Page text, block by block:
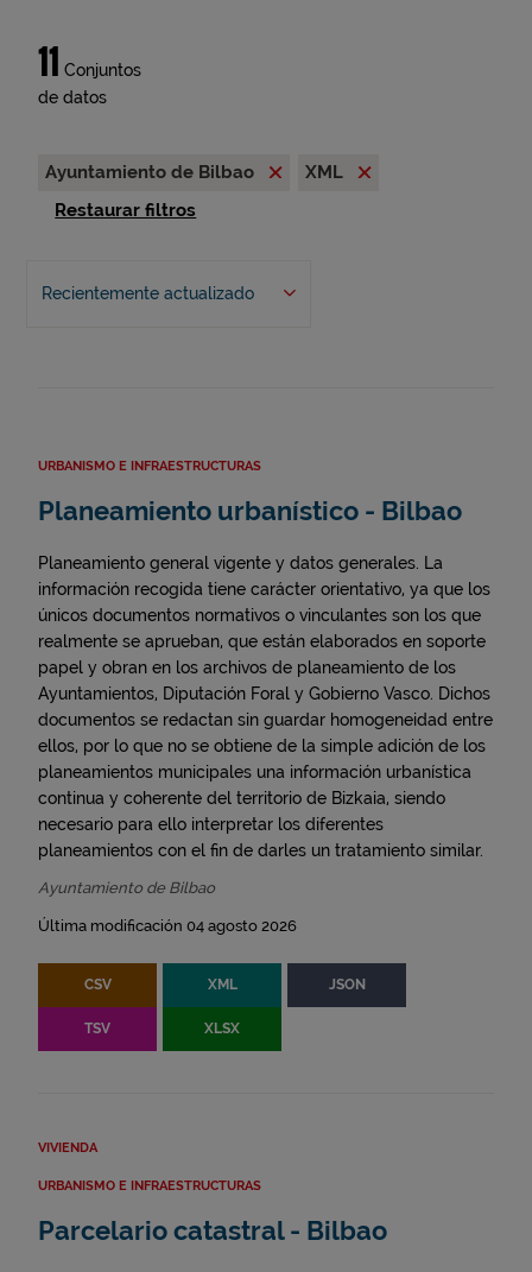
11 Conjuntos
de datos
Ayuntamiento de Bilbao
XML
Restaurar filtros
Recientemente actualizado
URBANISMO E INFRAESTRUCTURAS
Planeamiento urbanístico - Bilbao
Planeamiento general vigente y datos generales. La
información recogida tiene carácter orientativo, ya que los
únicos documentos normativos o vinculantes son los que
realmente se aprueban, que están elaborados en soporte
papel y obran en los archivos de planeamiento de los
Ayuntamientos, Diputación Foral y Gobierno Vasco. Dichos
documentos se redactan sin guardar homogeneidad entre
ellos, por lo que no se obtiene de la simple adición de los
planeamientos municipales una información urbanística
continua y coherente del territorio de Bizkaia, siendo
necesario para ello interpretar los diferentes
planeamientos con el fin de darles un tratamiento similar.
Ayuntamiento de Bilbao
Última modificación 04 agosto 2026
CSV XML JSON
TSV XLSX
VIVIENDA
URBANISMO E INFRAESTRUCTURAS
Parcelario catastral - Bilbao